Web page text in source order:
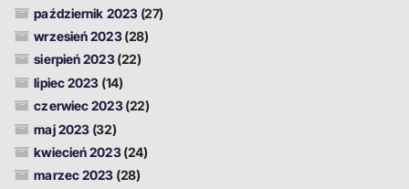
październik 2023(27)
wrzesień 2023(28)
sierpień 2023(22)
lipiec 2023 (14)
czerwiec 2023(22)
maj 2023 (32)
kwiecień 2023(24)
marzec 2023 (28)